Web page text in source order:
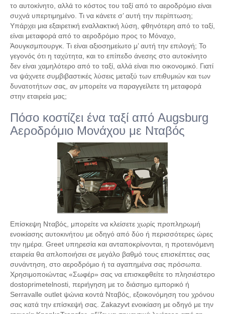
το αυτοκίνητο, αλλά το κόστος του ταξί από το αεροδρόμιο είναι
συχνά υπερτιμημένο. Τι να κάνετε σ’ αυτή την περίπτωση;
Υπάρχει μια εξαιρετική εναλλακτική λύση, φθηνότερη από το ταξί,
είναι μεταφορά από το αεροδρόμιο προς το Μόναχο,
Άουγκσμπουργκ. Τι είναι αξιοσημείωτο μ’ αυτή την επιλογή; Το
γεγονός ότι η ταχύτητα, και το επίπεδο άνεσης στο αυτοκίνητο
δεν είναι χαμηλότερο από το ταξί, αλλά είναι πιο οικονομικό. Γιατί
να ψάχνετε συμβιβαστικές λύσεις μεταξύ των επιθυμιών και των
δυνατοτήτων σας, αν μπορείτε να παραγγείλετε τη μεταφορά
στην εταιρεία μας;
Πόσο κοστίζει ένα ταξί από Augsburg
Αεροδρόμιο Μονάχου με Νταβός
Επίσκεψη Νταβός, μπορείτε να κλείσετε χωρίς προπληρωμή
ενοικίασης αυτοκινήτου με οδηγό από δύο ή περισσότερες ώρες
την ημέρα. Greet υπηρεσία και ανταποκρίνονται, η προτεινόμενη
εταιρεία θα απλοποιήσει σε μεγάλο βαθμό τους επισκέπτες σας
συνάντηση, στο αεροδρόμιο ή τα αγαπημένα σας πρόσωπα.
Χρησιμοποιώντας «Σωφέρ» σας να επισκεφθείτε το πλησιέστερο
dostoprimetelnosti, περιήγηση με το διάσημο εμπορικό ή
Serravalle outlet ψώνια κοντά Νταβός, εξοικονόμηση του χρόνου
σας κατά την επίσκεψή σας. Zakazyvt ενοικίαση με οδηγό με την